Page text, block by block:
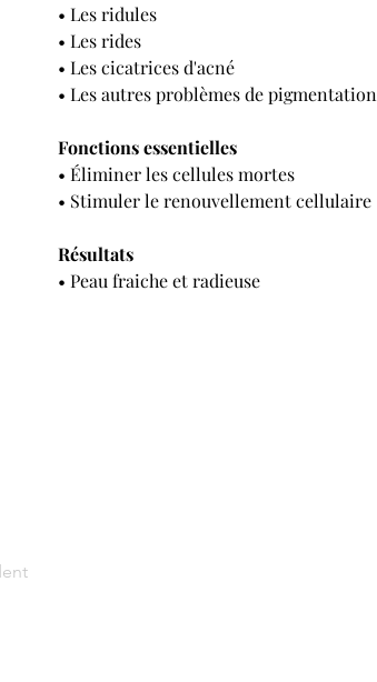
• Les ridules
• Les rides
• Les cicatrices d'acné
• Les autres problèmes de pigmentation
Fonctions essentielles
• Éliminer les cellules mortes
• Stimuler le renouvellement cellulaire
Résultats
• Peau fraiche et radieuse